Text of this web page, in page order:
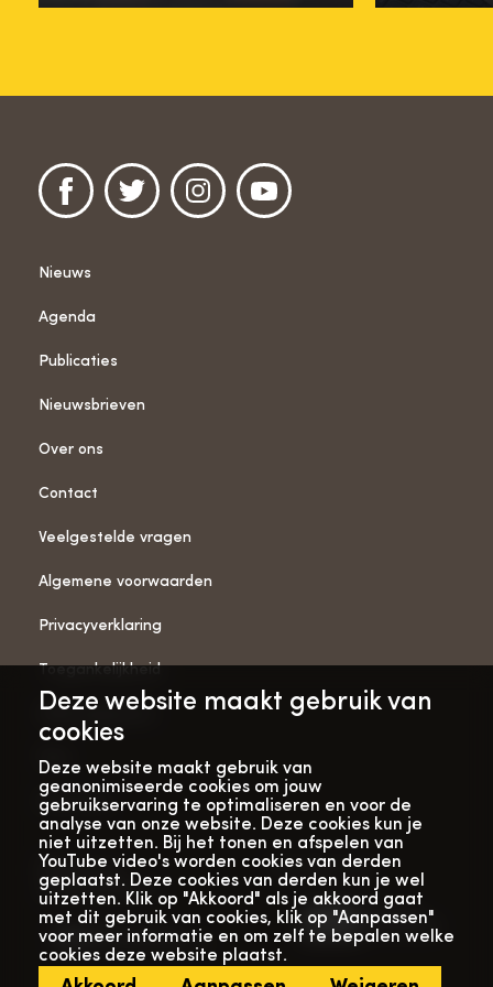
Deze website maakt gebruik van
cookies
Deze website maakt gebruik van
geanonimiseerde cookies om jouw
gebruikservaring te optimaliseren en voor de
analyse van onze website. Deze cookies kun je
niet uitzetten. Bij het tonen en afspelen van
YouTube video's worden cookies van derden
geplaatst. Deze cookies van derden kun je wel
uitzetten. Klik op "Akkoord" als je akkoord gaat
met dit gebruik van cookies, klik op "Aanpassen"
voor meer informatie en om zelf te bepalen welke
cookies deze website plaatst.
Nieuws
Agenda
Publicaties
Nieuwsbrieven
Over ons
Contact
Veelgestelde vragen
Algemene voorwaarden
Privacyverklaring
Toegankelijkheid
ANBI-gegevens
Pers
Vacatures
Bekijk onze
verhalenwebsite
Met dank aan